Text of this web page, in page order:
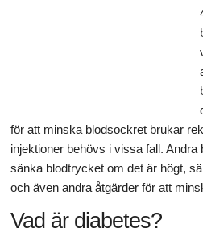
för att minska blodsockret brukar
injektioner behövs i vissa fall. Andra
sänka blodtrycket om det är högt,
och även andra åtgärder för att
Vad är diabetes?